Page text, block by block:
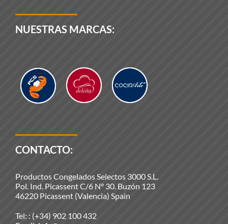
NUESTRAS MARCAS:
CONTACTO:
Productos Congelados Selectos 3000 S.L.
Pol. Ind. Picassent C/6 N° 30. Buzón 123
46220 Picassent (Valencia) Spain
Tel: : (+34) 902 100 432